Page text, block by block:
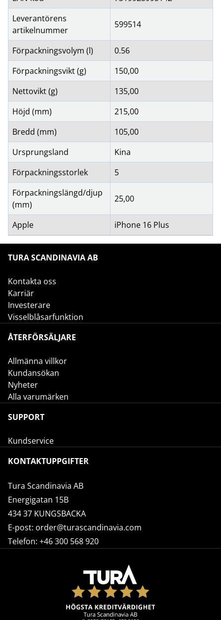
Leverantörens
artikelnummer
599514
Förpackningsvolym (l)
0.56
Förpackningsvikt (g)
150,00
Nettovikt (g)
135,00
Höjd (mm)
215,00
Bredd (mm)
105,00
Ursprungsland
Kina
Förpackningsstorlek
5
Förpackningslängd/djup
(mm)
25,00
Apple iPhone 16 Plus
TURA SCANDINAVIA AB
Kontakta oss
Karriär
Investerare
Visselblåsarfunktion
ÅTERFÖRSÄLJARE
Allmänna villkor
Kundansökan
Nyheter
Alla varumärken
SUPPORT
Kundservice
KONTAKTUPPGIFTER
Tura Scandinavia AB
Energigatan 15B
434 37 KUNGSBACKA
E-post: order@turascandinavia.com
Telefon: +46 300 568 920